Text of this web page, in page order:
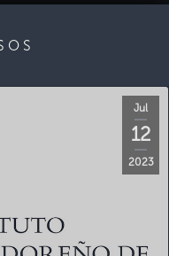
Jul
12
2023